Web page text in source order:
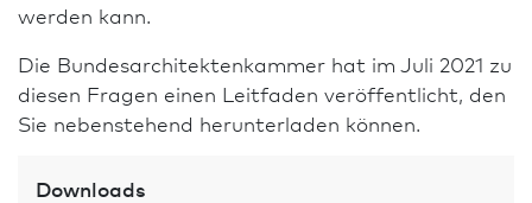
werden kann.
Die Bundes­architekten­kammer hat im Juli 2021 zu
diesen Fragen einen Leitfaden veröffentlicht, den
Sie nebenstehend herunterladen können.
Downloads